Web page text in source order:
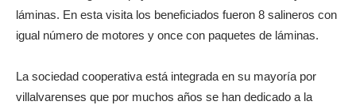
láminas. En esta visita los beneficiados fueron 8 salineros con
igual número de motores y once con paquetes de láminas.
La sociedad cooperativa está integrada en su mayoría por
villalvarenses que por muchos años se han dedicado a la